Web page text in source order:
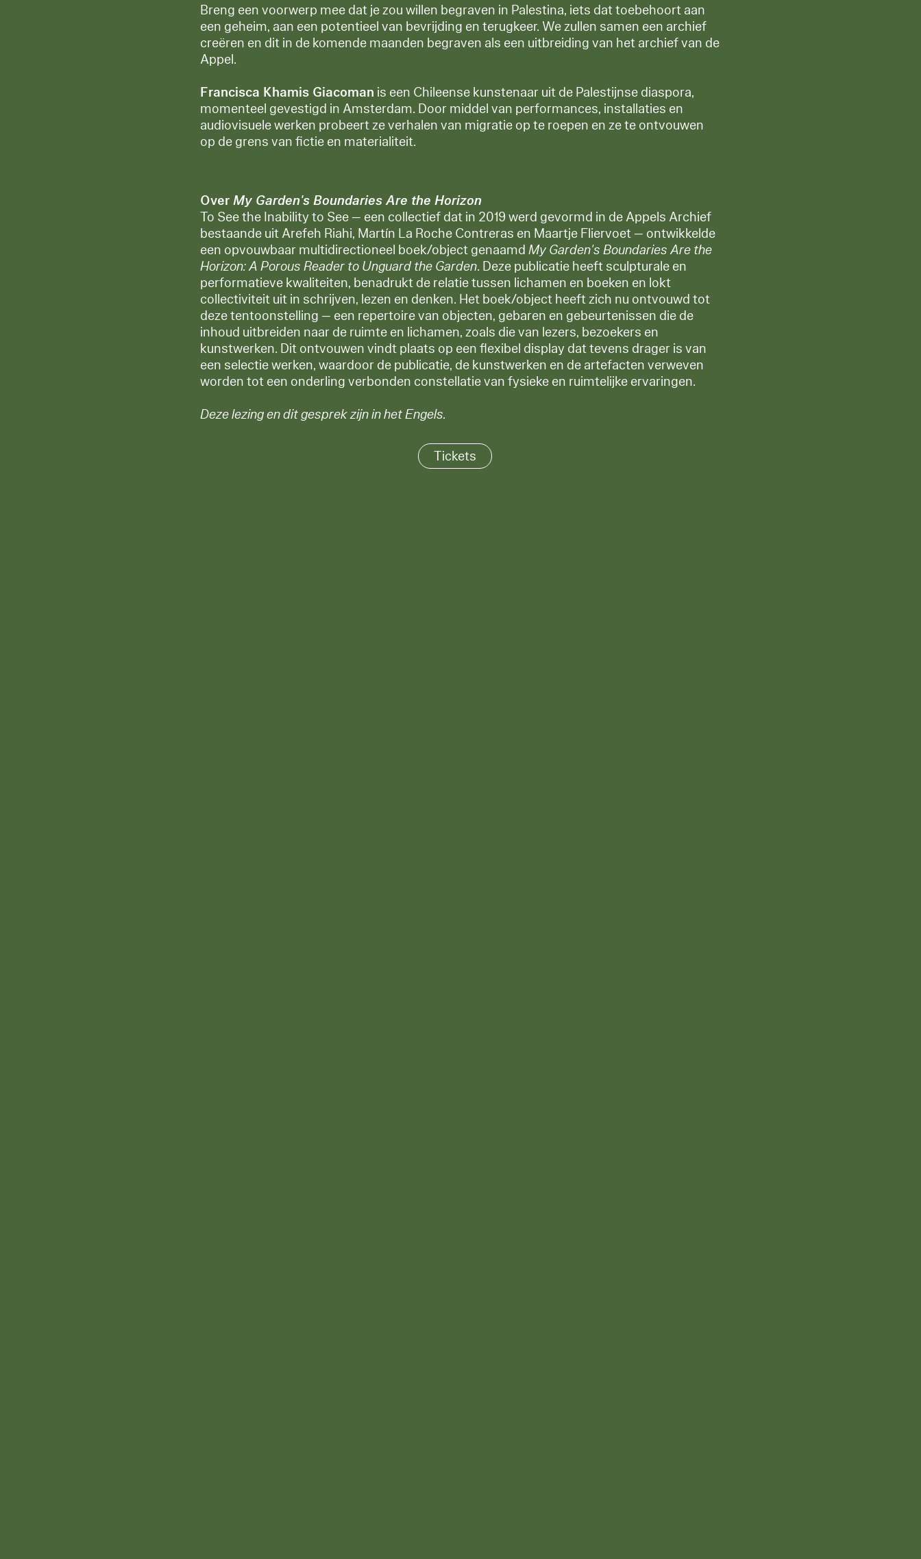
Breng een voorwerp mee dat je zou willen begraven in Palestina, iets dat toebehoort aan
een geheim, aan een potentieel van bevrijding en terugkeer. We zullen samen een archief
creëren en dit in de komende maanden begraven als een uitbreiding van het archief van de
Appel.
Francisca Khamis Giacoman is een Chileense kunstenaar uit de Palestijnse diaspora,
momenteel gevestigd in Amsterdam. Door middel van performances, installaties en
audiovisuele werken probeert ze verhalen van migratie op te roepen en ze te ontvouwen
op de grens van fictie en materialiteit.
OverMy Garden's Boundaries Are the Horizon
To See the Inability to See — een collectief dat in 2019 werd gevormd in de Appels Archief
bestaande uit Arefeh Riahi, Martín La Roche Contreras en Maartje Fliervoet — ontwikkelde
een opvouwbaar multidirectioneel boek/object genaamdMy Garden's Boundaries Are the
Horizon: A Porous Reader to Unguard the Garden. Deze publicatie heeft sculpturale en
performatieve kwaliteiten, benadrukt de relatie tussen lichamen en boeken en lokt
collectiviteit uit in schrijven, lezen en denken. Het boek/object heeft zich nu ontvouwd tot
deze tentoonstelling — een repertoire van objecten, gebaren en gebeurtenissen die de
inhoud uitbreiden naar de ruimte en lichamen, zoals die van lezers, bezoekers en
kunstwerken. Dit ontvouwen vindt plaats op een flexibel display dat tevens drager is van
een selectie werken, waardoor de publicatie, de kunstwerken en de artefacten verweven
worden tot een onderling verbonden constellatie van fysieke en ruimtelijke ervaringen.
Deze lezing en dit gesprek zijn in het Engels.
Tickets